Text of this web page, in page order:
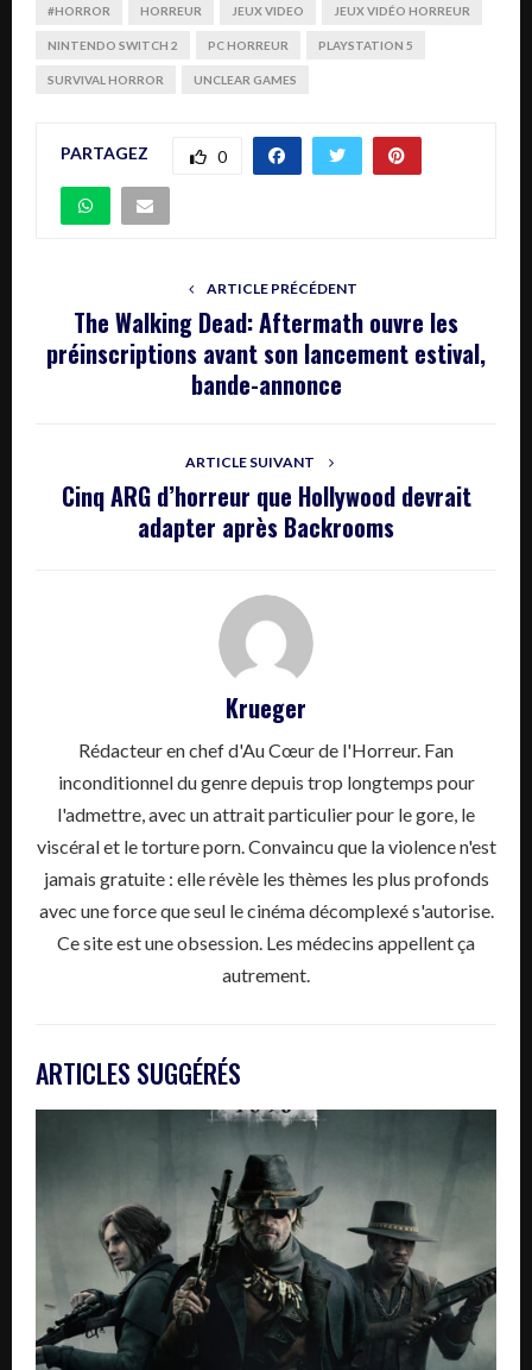
#HORROR HORREUR JEUX VIDEO JEUX VIDÉO HORREUR
NINTENDO SWITCH 2 PC HORREUR PLAYSTATION 5
SURVIVAL HORROR UNCLEAR GAMES
PARTAGEZ 0
ARTICLE PRÉCÉDENT
The Walking Dead: Aftermath ouvre les
préinscriptions avant son lancement estival,
bande-annonce
ARTICLE SUIVANT
Cinq ARG d’horreur que Hollywood devrait
adapter après Backrooms
Krueger
Rédacteur en chef d'Au Cœur de l'Horreur. Fan
inconditionnel du genre depuis trop longtemps pour
l'admettre, avec un attrait particulier pour le gore, le
viscéral et le torture porn. Convaincu que la violence n'est
jamais gratuite : elle révèle les thèmes les plus profonds
avec une force que seul le cinéma décomplexé s'autorise.
Ce site est une obsession. Les médecins appellent ça
autrement.
ARTICLES SUGGÉRÉS